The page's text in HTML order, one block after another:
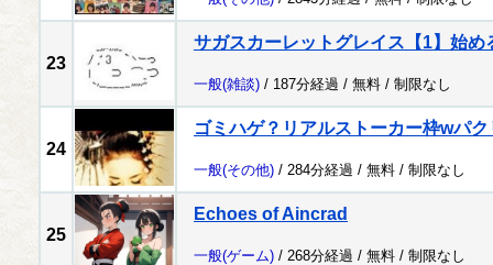
23
サガスカーレットグレイス【1】始め
一般(雑談) / 187分経過 / 無料 / 制限なし
24
ゴミハゲ？リアルストーカー枠wパ
一般(その他) / 284分経過 / 無料 / 制限なし
25
Echoes of Aincrad
一般(ゲーム) / 268分経過 / 無料 / 制限なし